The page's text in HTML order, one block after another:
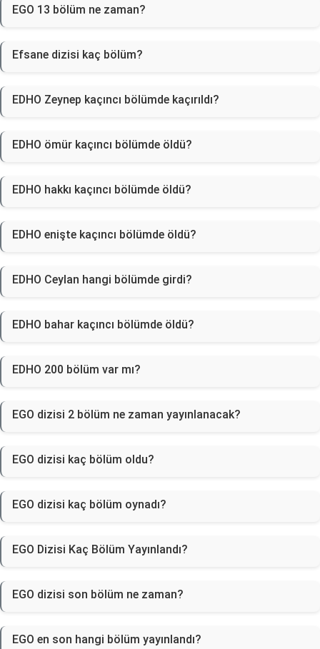
EGO 13 bölüm ne zaman?
Efsane dizisi kaç bölüm?
EDHO Zeynep kaçıncı bölümde kaçırıldı?
EDHO ömür kaçıncı bölümde öldü?
EDHO hakkı kaçıncı bölümde öldü?
EDHO enişte kaçıncı bölümde öldü?
EDHO Ceylan hangi bölümde girdi?
EDHO bahar kaçıncı bölümde öldü?
EDHO 200 bölüm var mı?
EGO dizisi 2 bölüm ne zaman yayınlanacak?
EGO dizisi kaç bölüm oldu?
EGO dizisi kaç bölüm oynadı?
EGO Dizisi Kaç Bölüm Yayınlandı?
EGO dizisi son bölüm ne zaman?
EGO en son hangi bölüm yayınlandı?